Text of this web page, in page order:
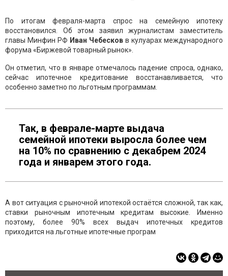
По итогам февраля-марта спрос на семейную ипотеку
восстановился. Об этом заявил журналистам заместитель
главы Минфин РФ Иван Чебесков в кулуарах международного
форума «Биржевой товарный рынок».
Он отметил, что в январе отмечалось падение спроса, однако,
сейчас ипотечное кредитование восстанавливается, что
особенно заметно по льготным программам.
Так, в феврале-марте выдача
семейной ипотеки выросла более чем
на 10% по сравнению с декабрем 2024
года и январем этого года.
А вот ситуация с рыночной ипотекой остаётся сложной, так как,
ставки рыночным ипотечным кредитам высокие. Именно
поэтому, более 90% всех выдач ипотечных кредитов
приходится на льготные ипотечные програм